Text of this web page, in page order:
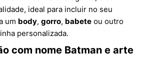
ideal para incluir no seu
um body, gorro, babete ou outro
personalizada.
com nome Batman e arte